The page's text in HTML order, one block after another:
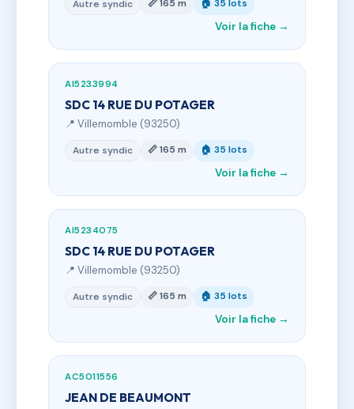
Autre syndic 📏 165 m 🏠 35 lots
Voir la fiche →
AI5233994
SDC 14 RUE DU POTAGER
📍 Villemomble (93250)
Autre syndic 📏 165 m 🏠 35 lots
Voir la fiche →
AI5234075
SDC 14 RUE DU POTAGER
📍 Villemomble (93250)
Autre syndic 📏 165 m 🏠 35 lots
Voir la fiche →
AC5011556
JEAN DE BEAUMONT